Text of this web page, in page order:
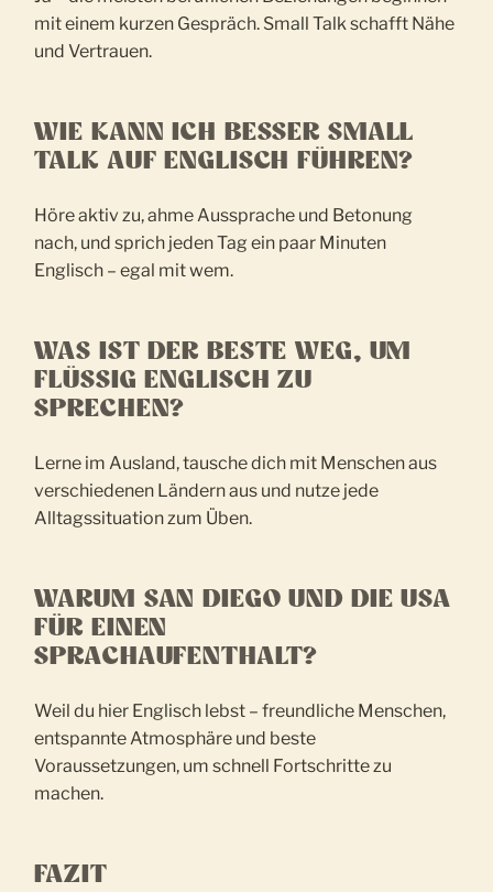
mit einem kurzen Gespräch. Small Talk schafft Nähe
und Vertrauen.
WIE KANN ICH BESSER SMALL
TALK AUF ENGLISCH FÜHREN?
Höre aktiv zu, ahme Aussprache und Betonung
nach, und sprich jeden Tag ein paar Minuten
Englisch – egal mit wem.
WAS IST DER BESTE WEG, UM
FLÜSSIG ENGLISCH ZU
SPRECHEN?
Lerne im Ausland, tausche dich mit Menschen aus
verschiedenen Ländern aus und nutze jede
Alltagssituation zum Üben.
WARUM SAN DIEGO UND DIE USA
FÜR EINEN
SPRACHAUFENTHALT?
Weil du hier Englisch lebst – freundliche Menschen,
entspannte Atmosphäre und beste
Voraussetzungen, um schnell Fortschritte zu
machen.
FAZIT